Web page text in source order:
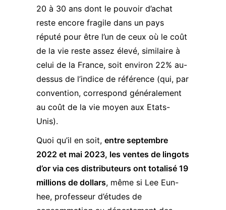
20 à 30 ans dont le pouvoir d’achat
reste encore fragile dans un pays
réputé pour être l’un de ceux où le coût
de la vie reste assez élevé, similaire à
celui de la France, soit environ 22% au-
dessus de l’indice de référence (qui, par
convention, correspond généralement
au coût de la vie moyen aux Etats-
Unis).
Quoi qu’il en soit, entre septembre
2022 et mai 2023, les ventes de lingots
d’or via ces distributeurs ont totalisé 19
millions de dollars, même si Lee Eun-
hee, professeur d’études de